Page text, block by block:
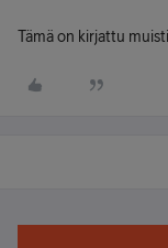
Tämä on kirjattu